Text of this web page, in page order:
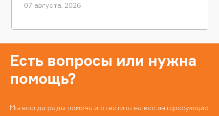
07 августа, 2026
Есть вопросы или нужна
помощь?
Мы всегда рады помочь и ответить на все интересующие